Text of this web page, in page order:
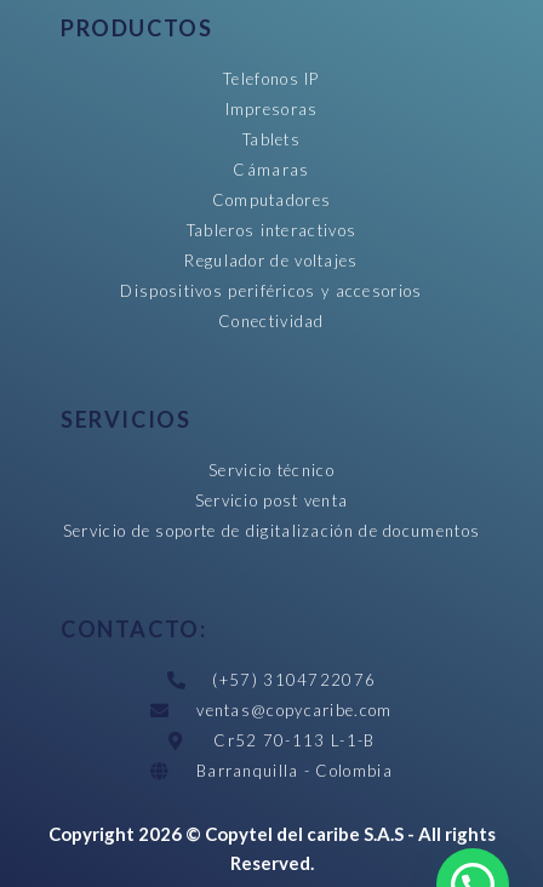
PRODUCTOS
Telefonos IP
Impresoras
Tablets
Cámaras
Computadores
Tableros interactivos
Regulador de voltajes
Dispositivos periféricos y accesorios
Conectividad
SERVICIOS
Servicio técnico
Servicio post venta
Servicio de soporte de digitalización de documentos
CONTACTO:
(+57) 3104722076
ventas@copycaribe.com
Cr52 70-113 L-1-B
Barranquilla - Colombia
Copyright 2026 © Copytel del caribe S.A.S - All rights
Reserved.